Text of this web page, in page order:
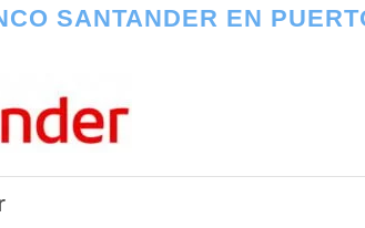
SANTANDER EN